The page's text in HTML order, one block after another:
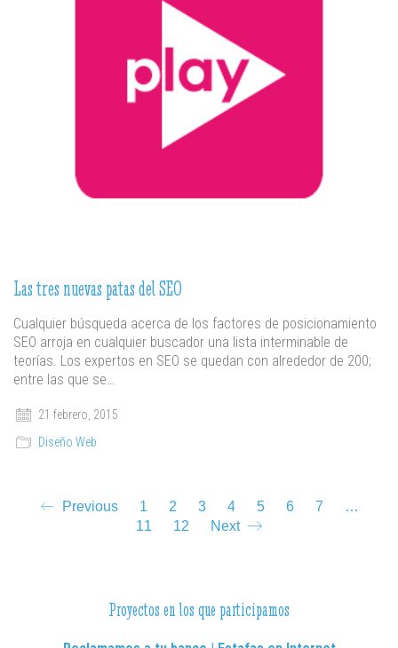
Las tres nuevas patas del SEO
Cualquier búsqueda acerca de los factores de posicionamiento
SEO arroja en cualquier buscador una lista interminable de
teorías. Los expertos en SEO se quedan con alrededor de 200;
entre las que se…
21 febrero, 2015
Diseño Web
Previous 1 2 3 4 5 6 7
…
11
12 Next
Proyectos en los que participamos